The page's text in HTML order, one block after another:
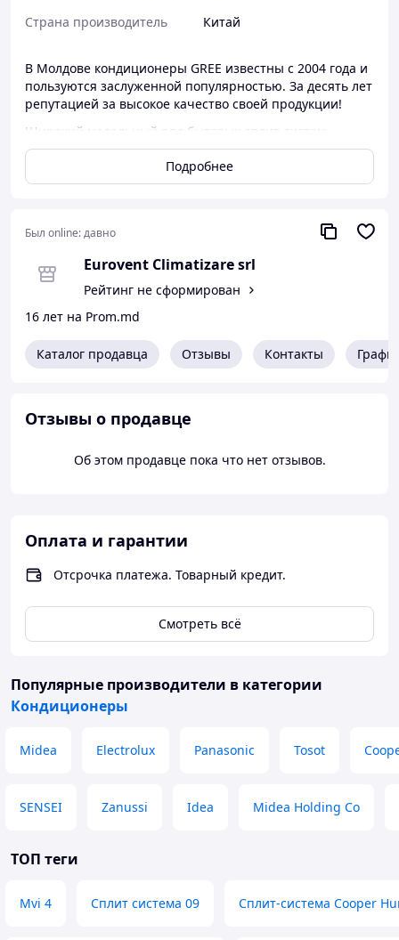
Страна производитель Китай
В Молдове кондиционеры GREE известны с 2004 года и
пользуются заслуженной популярностью. За десять лет
репутацией за высокое качество своей продукции!
Широкий модельный ряд бытовых сплит систем
удволетворит потребности любого покупателя!
Также разнообразие полупромышленных систем
итд!
Специалисты нашей компании помогут Вам подобрать
нужную Вам модель и за 24 часа смонтировать
кондиционер!
www.eurovent.md
Подробнее
Был online:давно
Eurovent Climatizare srl
Рейтинг не сформирован
16 лет на Prom.md
Каталог продавца Отзывы Контакты
Отзывы о продавце
Об этом продавце пока что нет отзывов.
Оплата и гарантии
Отсрочка платежа. Товарный кредит.
Смотреть всё
Популярные производители в категории
Кондиционеры
Midea Electrolux Panasonic Tosot
SENSEI Zanussi Idea Midea Holding Co
ТОП теги
Mvi 4 Сплит система 09 Сплит-система Cooper